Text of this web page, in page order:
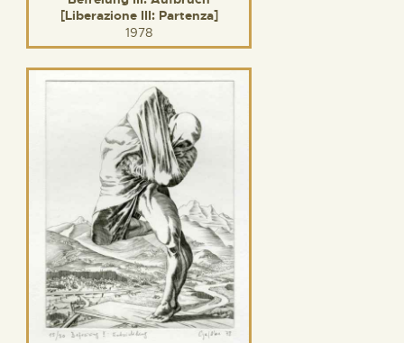
[Liberazione III: Partenza]
1978